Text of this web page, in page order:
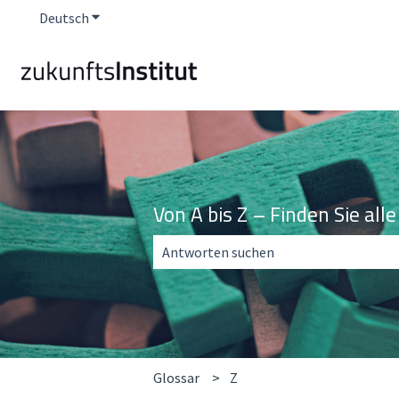
Deutsch Untermenü für Übersetzungen anzeigen
Von A bis Z – Finden Sie
Es gibt keine Vorschläge, da das
Glossar Z